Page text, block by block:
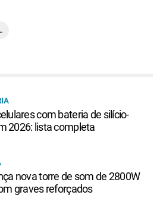
com bateria de silício-
2026: lista completa
nova torre de som de 2800W
graves reforçados